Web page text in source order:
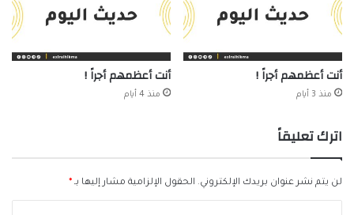
أنت أعظمهم أجراً !
منذ 3 أيام
أنت أعظمهم أجراً !
منذ 4 أيام
اترك تعليقاً
لن يتم نشر عنوان بريدك الإلكتروني. الحقول الإلزامية مشار إليها بـ *